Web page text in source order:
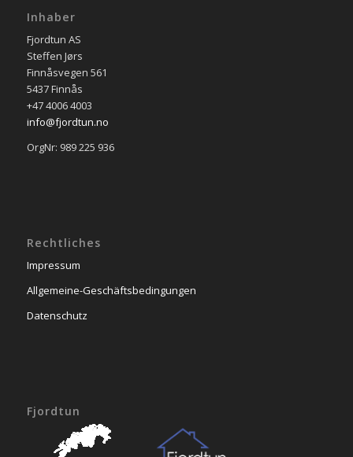
Inhaber
Fjordtun AS
Steffen Jørs
Finnåsvegen 561
5437 Finnås
+47 4006 4003
info@fjordtun.no
OrgNr: 989 225 936
Rechtliches
Impressum
Allgemeine-Geschäftsbedingungen
Datenschutz
Fjordtun